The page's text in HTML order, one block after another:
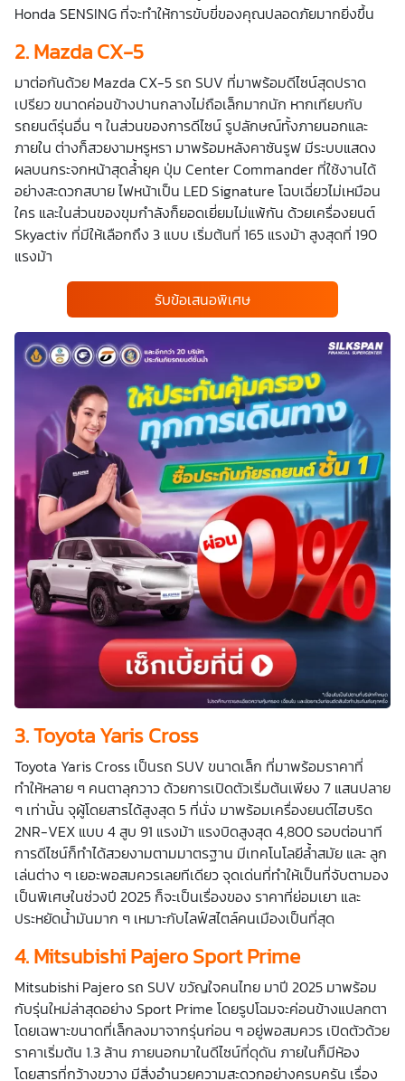
Honda SENSING ที่จะทำให้การขับขี่ของคุณปลอดภัยมากยิ่งขึ้น
2.Mazda CX-5
มาต่อกันด้วย Mazda CX-5 รถ SUV ที่มาพร้อมดีไซน์สุดปราด
เปรียว ขนาดค่อนข้างปานกลางไม่ถือเล็กมากนัก หากเทียบกับ
รถยนต์รุ่นอื่น ๆ ในส่วนของการดีไซน์ รูปลักษณ์ทั้งภายนอกและ
ภายใน ต่างก็สวยงามหรูหรา มาพร้อมหลังคาซันรูฟ มีระบบแสดง
ผลบนกระจกหน้าสุดล้ำยุค ปุ่ม Center Commander ที่ใช้งานได้
อย่างสะดวกสบาย ไฟหน้าเป็น LED Signature โฉบเฉี่ยวไม่เหมือน
ใคร และในส่วนของขุมกำลังก็ยอดเยี่ยมไม่แพ้กัน ด้วยเครื่องยนต์
Skyactiv ที่มีให้เลือกถึง 3 แบบ เริ่มต้นที่ 165 แรงม้า สูงสุดที่ 190
แรงม้า
รับข้อเสนอพิเศษ
3.Toyota Yaris Cross
Toyota Yaris Cross เป็นรถ SUV ขนาดเล็ก ที่มาพร้อมราคาที่
ทำให้หลาย ๆ คนตาลุกวาว ด้วยการเปิดตัวเริ่มต้นเพียง 7 แสนปลาย
ๆ เท่านั้น จุผู้โดยสารได้สูงสุด 5 ที่นั่ง มาพร้อมเครื่องยนต์ไฮบริด
2NR-VEX แบบ 4 สูบ 91 แรงม้า แรงบิดสูงสุด 4,800 รอบต่อนาที
การดีไซน์ก็ทำได้สวยงามตามมาตรฐาน มีเทคโนโลยีล้ำสมัย และ ลูก
เล่นต่าง ๆ เยอะพอสมควรเลยทีเดียว จุดเด่นที่ทำให้เป็นที่จับตามอง
เป็นพิเศษในช่วงปี 2025 ก็จะเป็นเรื่องของ ราคาที่ย่อมเยา และ
ประหยัดน้ำมันมาก ๆ เหมาะกับไลฟ์สไตล์คนเมืองเป็นที่สุด
4.Mitsubishi Pajero Sport Prime
Mitsubishi Pajero รถ SUV ขวัญใจคนไทย มาปี 2025 มาพร้อม
กับรุ่นใหม่ล่าสุดอย่าง Sport Prime โดยรูปโฉมจะค่อนข้างแปลกตา
โดยเฉพาะขนาดที่เล็กลงมาจากรุ่นก่อน ๆ อยู่พอสมควร เปิดตัวด้วย
ราคาเริ่มต้น 1.3 ล้าน ภายนอกมาในดีไซน์ที่ดุดัน ภายในก็มีห้อง
โดยสารที่กว้างขวาง มีสิ่งอำนวยความสะดวกอย่างครบครัน เรื่อง